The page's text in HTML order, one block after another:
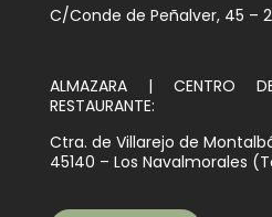
C/Conde de Peñalver, 45 –
ALMAZARA | CENTRO
RESTAURANTE:
Ctra. de Villarejo de
45140 – Los Navalmorales